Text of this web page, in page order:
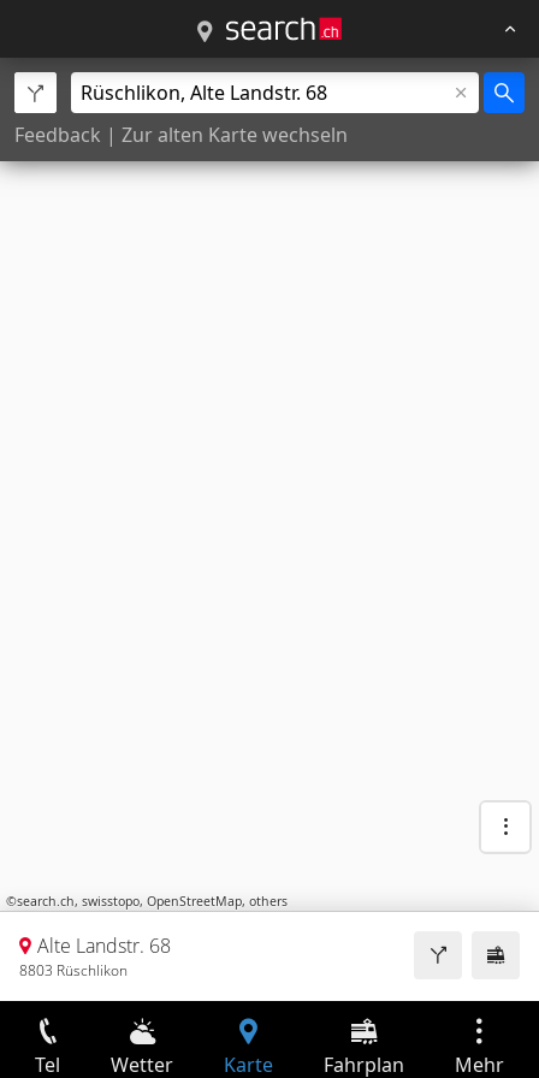
Feedback | Zur alten Karte wechseln
©search.ch, swisstopo, OpenStreetMap, others
Alte Landstr. 68
8803 Rüschlikon
Tel Wetter Karte Fahrplan Mehr